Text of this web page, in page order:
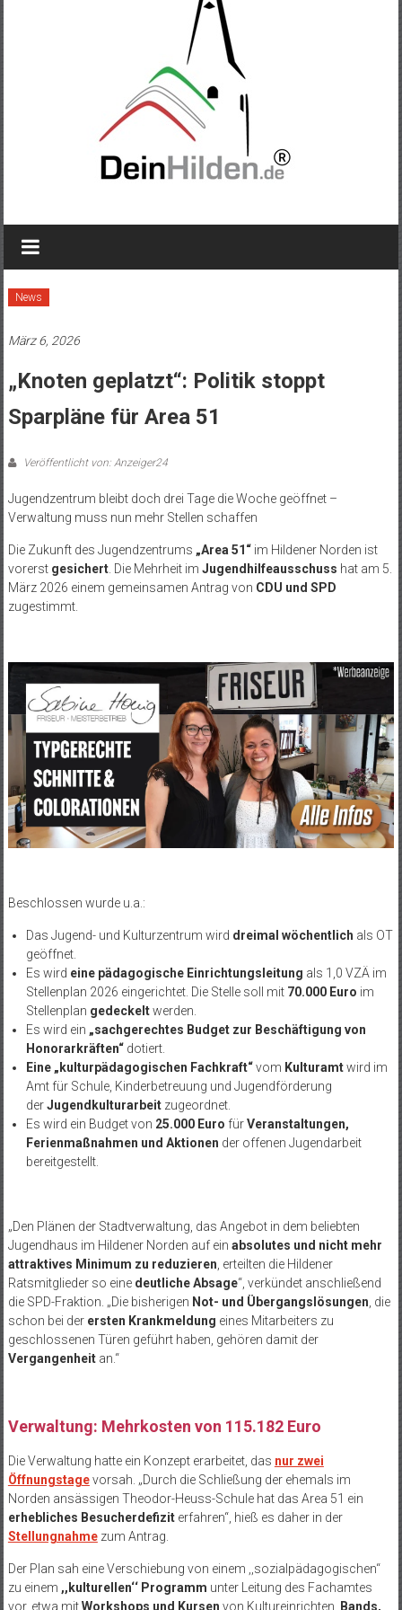
News
März 6, 2026
„Knoten geplatzt“: Politik stoppt
Sparpläne für Area 51
Veröffentlicht von: Anzeiger24
Jugendzentrum bleibt doch drei Tage die Woche geöffnet –
Verwaltung muss nun mehr Stellen schaffen
Die Zukunft des Jugendzentrums „Area 51“im Hildener Norden ist
vorerst gesichert. Die Mehrheit im Jugendhilfeausschuss hat am 5.
März 2026 einem gemeinsamen Antrag von CDU und SPD
zugestimmt.
Beschlossen wurde u.a.:
Das Jugend- und Kulturzentrum wird dreimal wöchentlich als OT
geöffnet.
Es wird eine pädagogische Einrichtungsleitung als 1,0 VZÄ im
Stellenplan 2026 eingerichtet. Die Stelle soll mit 70.000 Euro im
Stellenplan gedeckeltwerden.
Es wird ein „sachgerechtes Budget zur Beschäftigung von
Honorarkräften“dotiert.
Eine „kulturpädagogischen Fachkraft“vom Kulturamtwird im
Amt für Schule, Kinderbetreuung und Jugendförderung
derJugendkulturarbeitzugeordnet.
Es wird ein Budget von 25.000 Euro fürVeranstaltungen,
Ferienmaßnahmen und Aktionen der offenen Jugendarbeit
bereitgestellt.
„Den Plänen der Stadtverwaltung, das Angebot in dem beliebten
Jugendhaus im Hildener Norden auf ein absolutes und nicht mehr
attraktives Minimum zu reduzieren, erteilten die Hildener
Ratsmitglieder so eine deutliche Absage“, verkündet anschließend
die SPD-Fraktion. „Die bisherigen Not- und Übergangslösungen, die
schon bei der ersten Krankmeldung eines Mitarbeiters zu
geschlossenen Türen geführt haben, gehören damit der
Vergangenheitan.“
Verwaltung: Mehrkosten von 115.182 Euro
Die Verwaltung hatte ein Konzept erarbeitet, das nur zwei
Öffnungstagevorsah. „Durch die Schließung der ehemals im
Norden ansässigen Theodor-Heuss-Schule hat das Area 51 ein
erhebliches Besucherdefiziterfahren“, hieß es daher in der
Stellungnahmezum Antrag.
Der Plan sah eine Verschiebung von einem ,,sozialpädagogischen‘‘
zu einem ,,kulturellen‘‘ Programm unter Leitung des Fachamtes
vor, etwa mitWorkshops und Kursen von Kultureinrichten, Bands,